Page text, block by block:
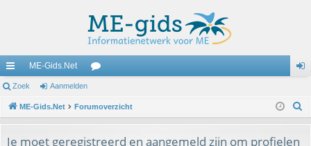
ne
lle
ME-Gids.Net
u m
Zoek Aanmelden
ME-Gids.Net Forumoverzicht
Je moet geregistreerd en aangemeld zijn om profielen